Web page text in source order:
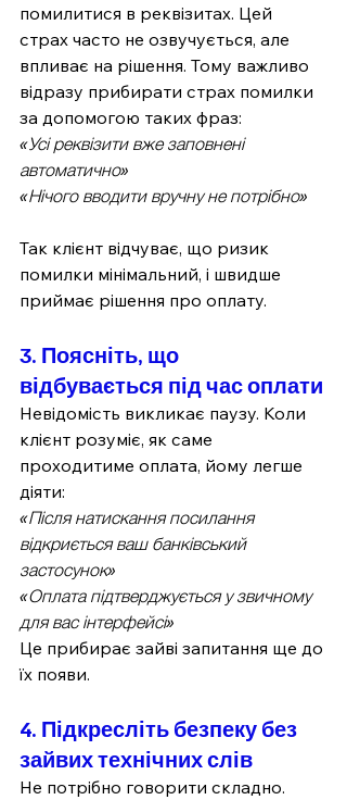
помилитися в реквізитах. Цей
страх часто не озвучується, але
впливає на рішення. Тому важливо
відразу прибирати страх помилки
за допомогою таких фраз:
«Усі реквізити вже заповнені
автоматично»
«Нічого вводити вручну не потрібно»
Так клієнт відчуває, що ризик
помилки мінімальний, і швидше
приймає рішення про оплату.
3. Поясніть, що
відбувається під час оплати
Невідомість викликає паузу. Коли
клієнт розуміє, як саме
проходитиме оплата, йому легше
діяти:
«Після натискання посилання
відкриється ваш банківський
застосунок»
«Оплата підтверджується у звичному
для вас інтерфейсі»
Це прибирає зайві запитання ще до
їх появи.
4. Підкресліть безпеку без
зайвих технічних слів
Не потрібно говорити складно.